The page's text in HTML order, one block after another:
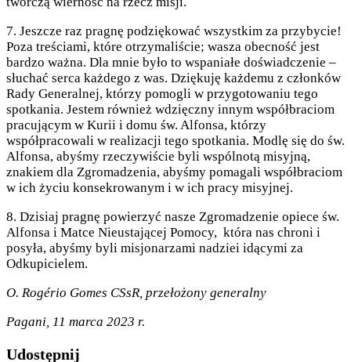
7. Jeszcze raz pragnę podziękować wszystkim za przybycie!
Poza treściami, które otrzymaliście; wasza obecność jest
bardzo ważna. Dla mnie było to wspaniałe doświadczenie –
słuchać serca każdego z was. Dziękuję każdemu z członków
Rady Generalnej, którzy pomogli w przygotowaniu tego
spotkania. Jestem również wdzięczny innym współbraciom
pracującym w Kurii i domu św. Alfonsa, którzy
współpracowali w realizacji tego spotkania. Modlę się do św.
Alfonsa, abyśmy rzeczywiście byli wspólnotą misyjną,
znakiem dla Zgromadzenia, abyśmy pomagali współbraciom
w ich życiu konsekrowanym i w ich pracy misyjnej.
8. Dzisiaj pragnę powierzyć nasze Zgromadzenie opiece św.
Alfonsa i Matce Nieustającej Pomocy, która nas chroni i
posyła, abyśmy byli misjonarzami nadziei idącymi za
Odkupicielem.
O. Rogério Gomes CSsR, przełożony generalny
Pagani, 11 marca 2023 r.
Udostępnij